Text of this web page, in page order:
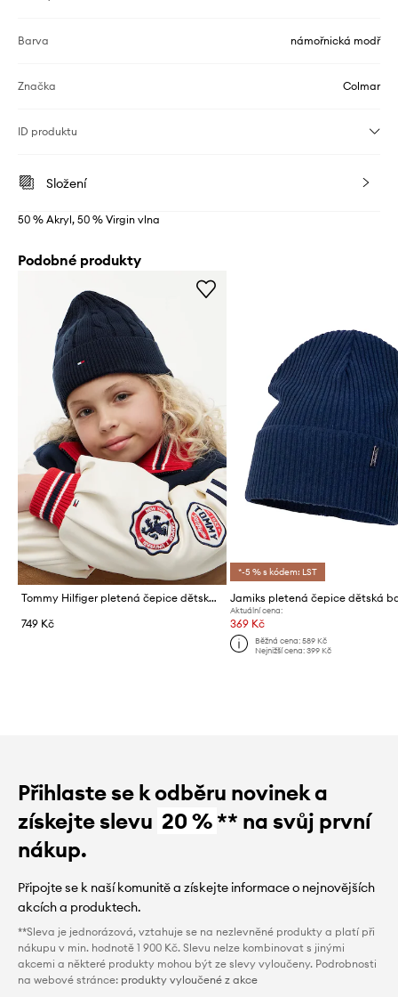
Barva námořnická modř
Značka Colmar
ID produktu
Složení
50 % Akryl, 50 % Virgin vlna
Podobné produkty
Tommy Hilfiger pletená čepice dětská bavlněná
749 Kč
*-5 % s kódem: LST
Aktuální cena:
369 Kč
Běžná cena: 589 Kč
Nejnižší cena: 399 Kč
Přihlaste se k odběru novinek a
získejte slevu 20 %** na svůj první
nákup.
Připojte se k naší komunitě a získejte informace o nejnovějších
akcích a produktech.
**Sleva je jednorázová, vztahuje se na nezlevněné produkty a platí při
nákupu v min. hodnotě 1 900 Kč. Slevu nelze kombinovat s jinými
akcemi a některé produkty mohou být ze slevy vyloučeny. Podrobnosti
na webové stránce: produkty vyloučené z akce